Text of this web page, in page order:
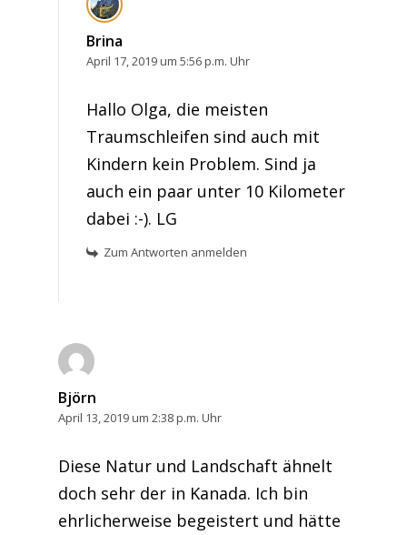
Brina
April 17, 2019 um 5:56 p.m. Uhr
Hallo Olga, die meisten
Traumschleifen sind auch mit
Kindern kein Problem. Sind ja
auch ein paar unter 10 Kilometer
dabei :-). LG
Zum Antworten anmelden
Björn
April 13, 2019 um 2:38 p.m. Uhr
Diese Natur und Landschaft ähnelt
doch sehr der in Kanada. Ich bin
ehrlicherweise begeistert und hätte